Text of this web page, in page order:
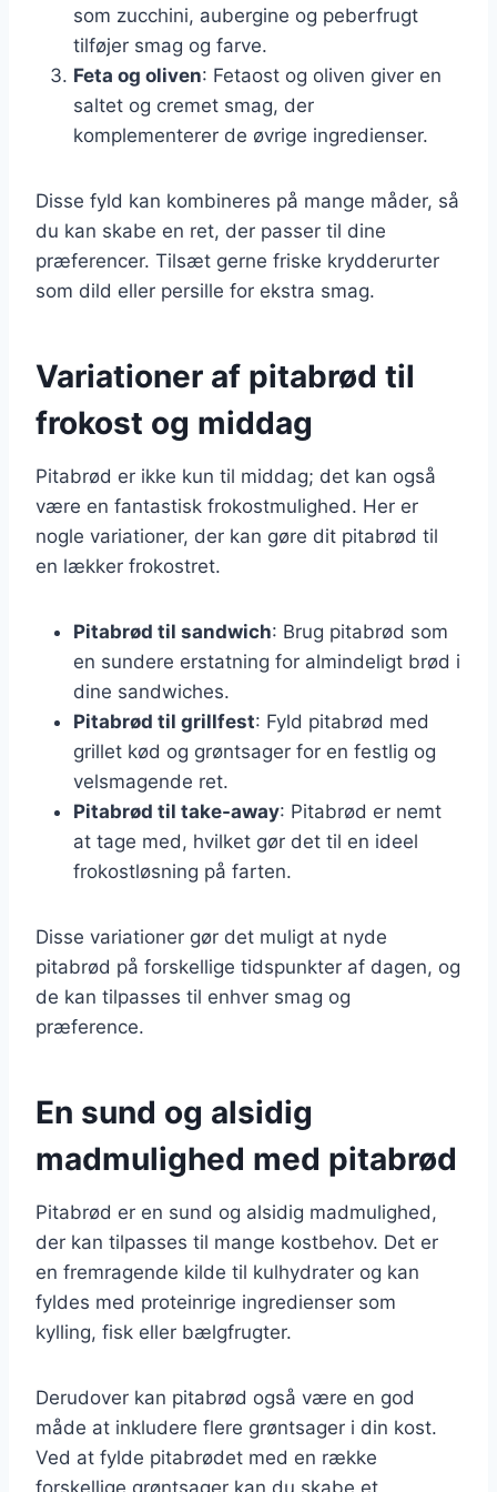
som zucchini, aubergine og peberfrugt
tilføjer smag og farve.
Feta og oliven: Fetaost og oliven giver en
saltet og cremet smag, der
komplementerer de øvrige ingredienser.
Disse fyld kan kombineres på mange måder, så
du kan skabe en ret, der passer til dine
præferencer. Tilsæt gerne friske krydderurter
som dild eller persille for ekstra smag.
Variationer af pitabrød til
frokost og middag
Pitabrød er ikke kun til middag; det kan også
være en fantastisk frokostmulighed. Her er
nogle variationer, der kan gøre dit pitabrød til
en lækker frokostret.
Pitabrød til sandwich: Brug pitabrød som
en sundere erstatning for almindeligt brød i
dine sandwiches.
Pitabrød til grillfest: Fyld pitabrød med
grillet kød og grøntsager for en festlig og
velsmagende ret.
Pitabrød til take-away: Pitabrød er nemt
at tage med, hvilket gør det til en ideel
frokostløsning på farten.
Disse variationer gør det muligt at nyde
pitabrød på forskellige tidspunkter af dagen, og
de kan tilpasses til enhver smag og
præference.
En sund og alsidig
madmulighed med pitabrød
Pitabrød er en sund og alsidig madmulighed,
der kan tilpasses til mange kostbehov. Det er
en fremragende kilde til kulhydrater og kan
fyldes med proteinrige ingredienser som
kylling, fisk eller bælgfrugter.
Derudover kan pitabrød også være en god
måde at inkludere flere grøntsager i din kost.
Ved at fylde pitabrødet med en række
forskellige grøntsager kan du skabe et